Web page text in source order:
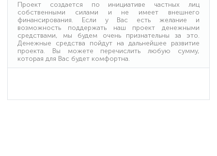
Проект создается по инициативе частных лиц
собственными силами и не имеет внешнего
финансирования. Если у Вас есть желание и
возможность поддержать наш проект денежными
средствами, мы будем очень признательны за это.
Денежные средства пойдут на дальнейшее развитие
проекта. Вы можете перечислить любую сумму,
которая для Вас будет комфортна.